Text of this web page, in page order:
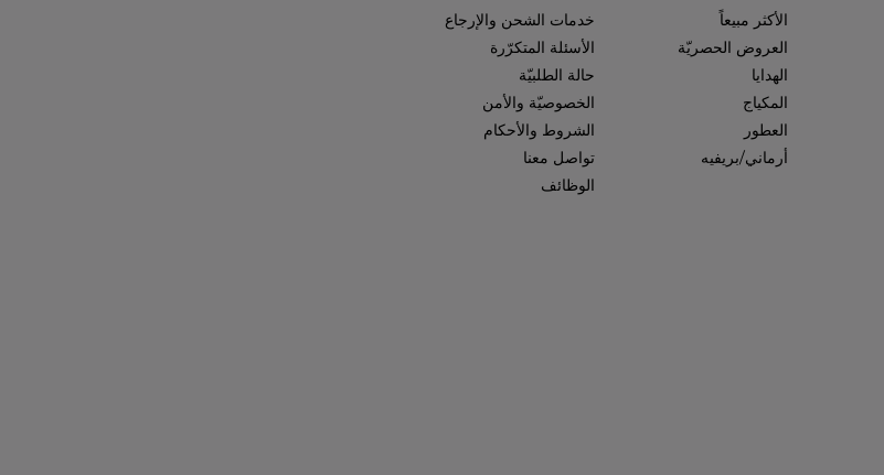
الأكثر مبيعاً
العروض الحصريّة
الهدايا
المكياج
العطور
أرماني/بريفيه
خدمات الشحن والإرجاع
الأسئلة المتكرّرة
حالة الطلبيّة
الخصوصيّة والأمن
الشروط والأحكام
تواصل معنا
الوظائف